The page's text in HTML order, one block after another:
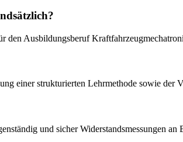
Ausbildungsberuf
einer strukturierten Lehrmethode sowie
und sicher Widerstandsmessungen